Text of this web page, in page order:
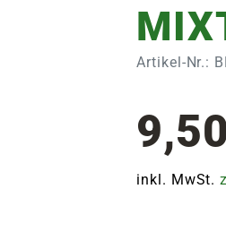
Artikel-Nr.:
9,50
inkl. MwSt.